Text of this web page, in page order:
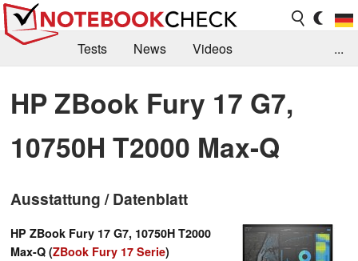
Tests News
Videos
Kaufberatung
Deals Suche
Jobs
Forum
...
HP ZBook Fury 17 G7,
10750H T2000 Max-Q
Ausstattung / Datenblatt
HP ZBook Fury 17 G7, 10750H T2000
Max-Q (ZBook Fury 17 Serie)